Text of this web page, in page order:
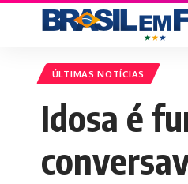
ÚLTIMAS NOTÍCIAS
Idosa é